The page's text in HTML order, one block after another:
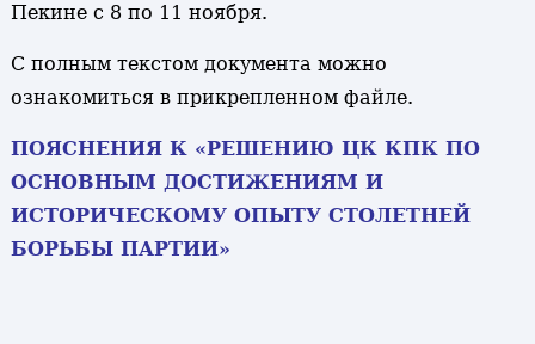
Пекине с 8 по 11 ноября.
С полным текстом документа можно
ознакомиться в прикрепленном файле.
ПОЯСНЕНИЯ К «РЕШЕНИЮ ЦК КПК ПО
ОСНОВНЫМ ДОСТИЖЕНИЯМ И
ИСТОРИЧЕСКОМУ ОПЫТУ СТОЛЕТНЕЙ
БОРЬБЫ ПАРТИИ»